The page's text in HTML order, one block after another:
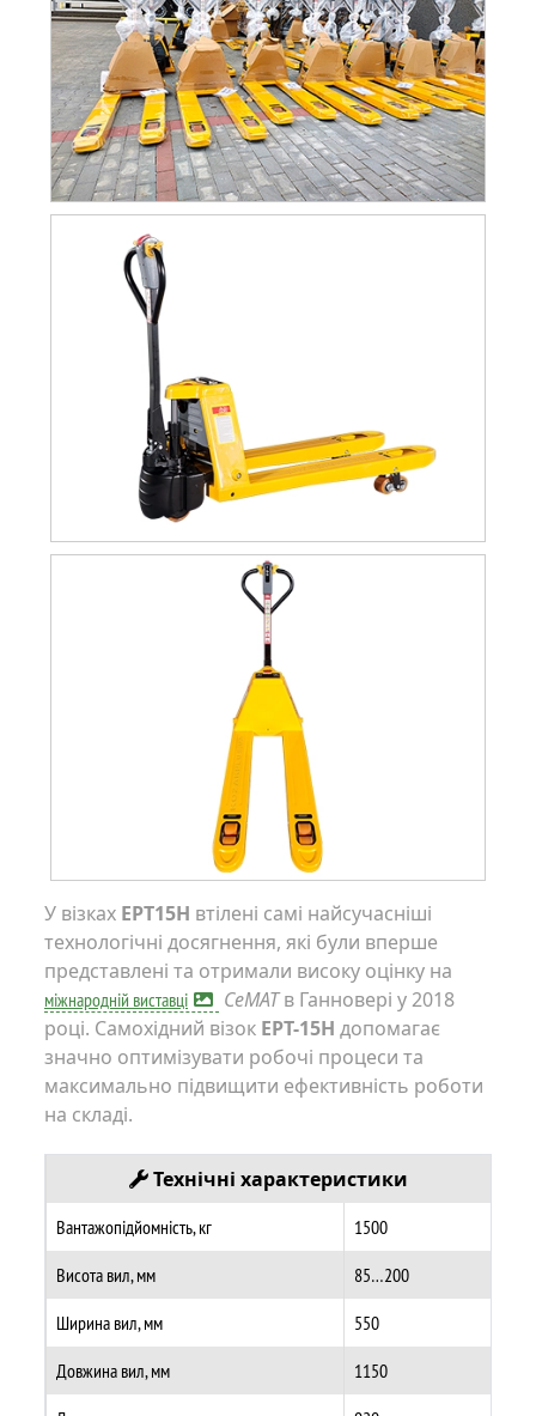
У візках EPT15H втілені самі найсучасніші
технологічні досягнення, які були вперше
представлені та отримали високу оцінку на
міжнародній виставці CeMATв Ганновері у 2018
році. Самохідний візок EPT-15H допомагає
значно оптимізувати робочі процеси та
максимально підвищити ефективність роботи
на складі.
Технічні характеристики
Вантажопідйомність, кг
1500
Висота вил, мм
85…200
Ширина вил, мм
550
Довжина вил, мм
1150